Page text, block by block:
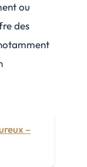
ou
des
–